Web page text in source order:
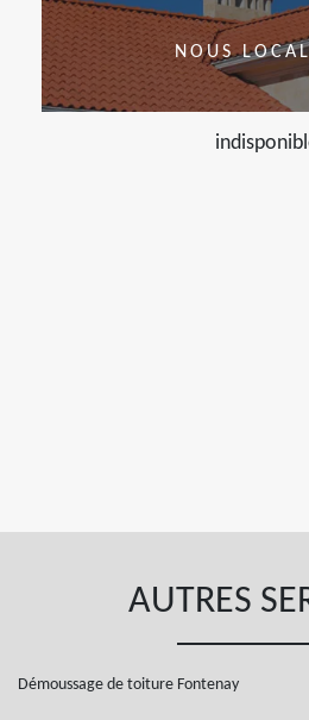
NOUS
AUTRES
Démoussage de toiture Fontenay